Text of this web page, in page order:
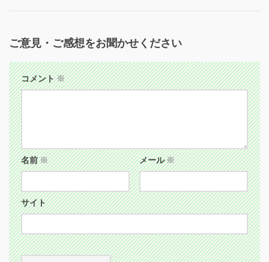
ご意見・ご感想をお聞かせください
コメント※
名前※ メール※
サイト